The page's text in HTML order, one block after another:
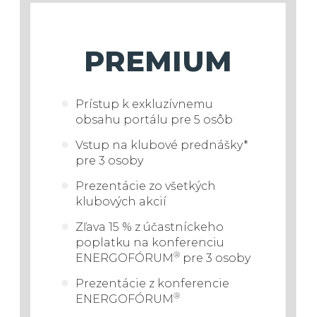
PREMIUM
Prístup k exkluzívnemu
obsahu portálu pre 5 osôb
Vstup na klubové prednášky*
pre 3 osoby
Prezentácie zo všetkých
klubových akcií
Zľava 15 % z účastníckeho
poplatku na konferenciu
ENERGOFÓRUM® pre 3 osoby
Prezentácie z konferencie
ENERGOFÓRUM®